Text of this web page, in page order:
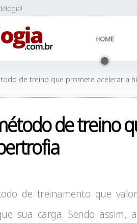
HOME
de treino que promete acelerar a
de treino
de treinamento que
sua carga. Sendo assim,